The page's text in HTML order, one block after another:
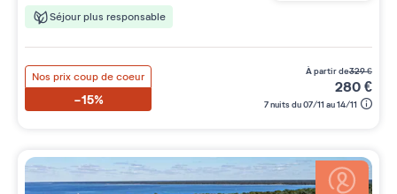
Séjour plus responsable
Nos prix coup de coeur
-15%
à partir de329€
280€
7 nuits du 07/11 au 14/11